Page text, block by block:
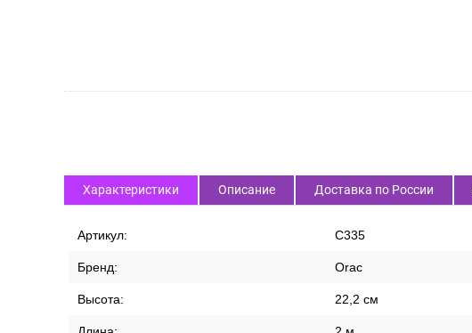
Характеристики Описание Доставка по России
Артикул: C335
Бренд: Orac
Высота: 22,2 см